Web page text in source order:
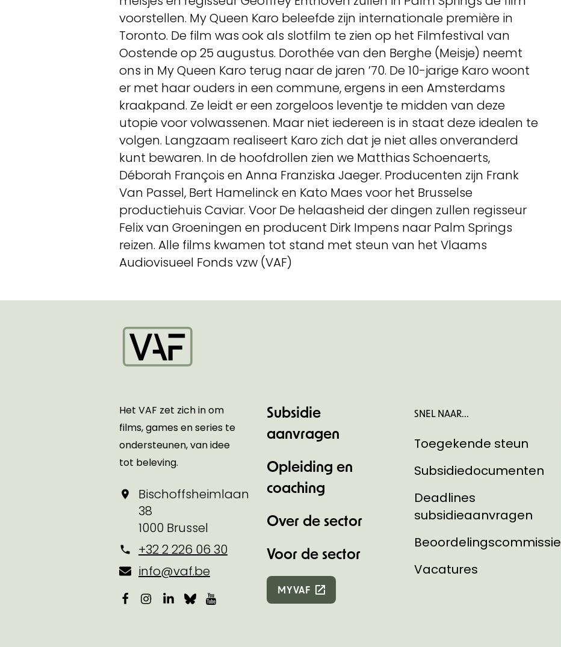
voorstellen. My Queen Karo beleefde zijn internationale première in
Toronto. De film was ook als slotfilm te zien op het Filmfestival van
Oostende op 25 augustus. Dorothée van den Berghe (Meisje) neemt
ons in My Queen Karo terug naar de jaren ’70. De 10-jarige Karo woont
er met haar ouders in een commune, ergens in een Amsterdams
kraakpand. Ze leidt er een zorgeloos leventje te midden van deze
utopie voor volwassenen. Maar niet iedereen is in staat deze idealen te
volgen. Langzaam realiseert Karo zich dat je niet alles onveranderd
kunt bewaren. In de hoofdrollen zien we Matthias Schoenaerts,
Déborah François en Anna Franziska Jaeger. Producenten zijn Frank
Van Passel, Bert Hamelinck en Kato Maes voor het Brusselse
productiehuis Caviar. Voor De helaasheid der dingen zullen regisseur
Felix van Groeningen en producent Dirk Impens naar Palm Springs
reizen. Alle films kwamen tot stand met steun van het Vlaams
Audiovisueel Fonds vzw (VAF)
Het VAF zet zich in om
films, games en series te
ondersteunen, van idee
tot beleving.
Bischoffsheimlaan
38
1000 Brussel
+32 2 226 06 30
info@vaf.be
Facebook
Instagram
LinkedIn
BlueskyYouTube
Subsidie
aanvragen
Opleiding en
coaching
Over de sector
Voor de sector
MYVAF
SNEL NAAR...
Toegekende steun
Subsidiedocumenten
Deadlines
subsidieaanvragen
Beoordelingscommissies
Vacatures